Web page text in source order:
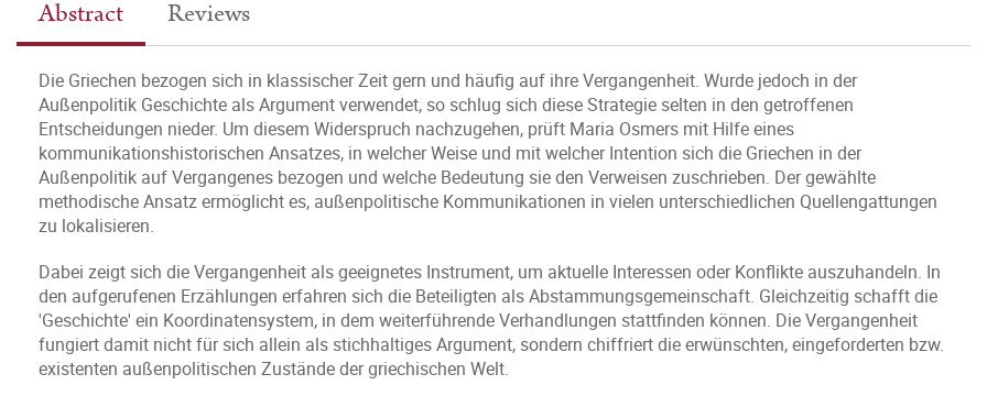
Abstract Reviews
Die Griechen bezogen sich in klassischer Zeit gern und häufig auf ihre Vergangenheit. Wurde jedoch in der
Außenpolitik Geschichte als Argument verwendet, so schlug sich diese Strategie selten in den getroffenen
Entscheidungen nieder. Um diesem Widerspruch nachzugehen, prüft Maria Osmers mit Hilfe eines
kommunikationshistorischen Ansatzes, in welcher Weise und mit welcher Intention sich die Griechen in der
Außenpolitik auf Vergangenes bezogen und welche Bedeutung sie den Verweisen zuschrieben. Der gewählte
methodische Ansatz ermöglicht es, außenpolitische Kommunikationen in vielen unterschiedlichen Quellengattungen
zu lokalisieren.
Dabei zeigt sich die Vergangenheit als geeignetes Instrument, um aktuelle Interessen oder Konflikte auszuhandeln. In
den aufgerufenen Erzählungen erfahren sich die Beteiligten als Abstammungsgemeinschaft. Gleichzeitig schafft die
'Geschichte' ein Koordinatensystem, in dem weiterführende Verhandlungen stattfinden können. Die Vergangenheit
fungiert damit nicht für sich allein als stichhaltiges Argument, sondern chiffriert die erwünschten, eingeforderten bzw.
existenten außenpolitischen Zustände der griechischen Welt.